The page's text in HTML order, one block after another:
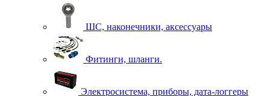
ШС, наконечники, аксессуары
Фитинги, шланги.
Электросистема, приборы, дата-логгеры